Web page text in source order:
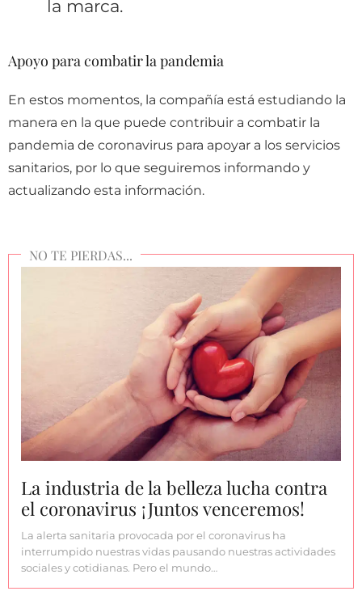
la marca.
Apoyo para combatir la pandemia
En estos momentos, la compañía está estudiando la
manera en la que puede contribuir a combatir la
pandemia de coronavirus para apoyar a los servicios
sanitarios, por lo que seguiremos informando y
actualizando esta información.
La industria de la belleza lucha contra
el coronavirus ¡Juntos venceremos!
La alerta sanitaria provocada por el coronavirus ha
interrumpido nuestras vidas pausando nuestras actividades
sociales y cotidianas. Pero el mundo…